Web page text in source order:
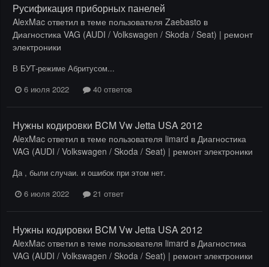
Русификация приборных панелей
AlexMac ответил в теме пользователя Zaebasto в
Диагностика VAG (AUDI / Volkswagen / Skoda / Seat) | ремонт
электроники
В БУТ-режиме Абритусом...
6 июля 2022
40 ответов
Нужны кодировки BCM Vw Jetta USA 2012
AlexMac ответил в теме пользователя limard в Диагностика
VAG (AUDI / Volkswagen / Skoda / Seat) | ремонт электроники
Да , были случаи. и ошибок при этом нет.
6 июля 2022
21 ответ
Нужны кодировки BCM Vw Jetta USA 2012
AlexMac ответил в теме пользователя limard в Диагностика
VAG (AUDI / Volkswagen / Skoda / Seat) | ремонт электроники